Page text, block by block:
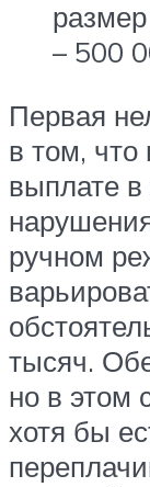
– 500
Первая
в том, что
выплате
ручном
тысяч.
но в этом
хотя бы